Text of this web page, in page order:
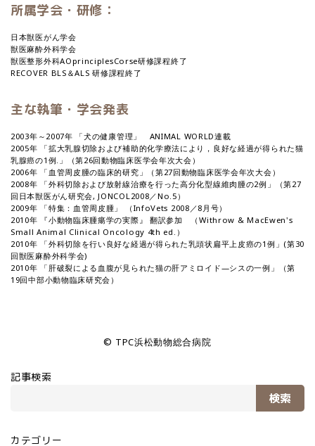
所属学会・研修：
日本獣医がん学会
獣医麻酔外科学会
獣医整形外科AOprinciplesCorse研修課程終了
RECOVER BLS＆ALS 研修課程終了
主な執筆・学会発表
2003年～2007年 「犬の健康管理」 ANIMAL WORLD連載
2005年 「拡大乳腺切除および補助的化学療法により，良好な経過が得られた猫
乳腺癌の1例.」（第26回動物臨床医学会年次大会）
2006年 「血管周皮腫の臨床的研究」（第27回動物臨床医学会年次大会）
2008年 「外科切除および放射線治療を行った高分化型線維肉腫の2例」（第27
回日本獣医がん研究会, JONCOL2008／No.5）
2009年 「特集：血管周皮腫」 （InfoVets 2008／8月号）
2010年 『小動物臨床腫瘍学の実際』 翻訳参加 （Withrow & MacEwen's
Small Animal Clinical Oncology 4th ed.）
2010年 「外科切除を行い良好な経過が得られた乳頭状扁平上皮癌の1例」(第30
回獣医麻酔外科学会)
2010年 「肝破裂による血腹が見られた猫の肝アミロイド―シスの一例」（第
19回中部小動物臨床研究会）
© TPC浜松動物総合病院
記事検索
検索
カテゴリー